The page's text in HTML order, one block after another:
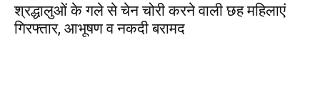
श्रद्धालुओं के गले से चेन चोरी करने वाली छह महिलाएं
गिरफ्तार, आभूषण व नकदी बरामद